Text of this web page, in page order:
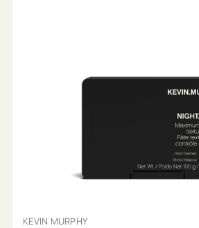
KEVIN MURPHY